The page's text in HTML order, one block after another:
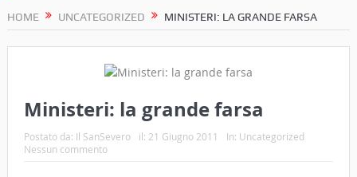
HOME UNCATEGORIZED MINISTERI: LA GRANDE FARSA
Ministeri: la grande farsa
Postato da: Il SanSevero il: 21 Giugno 2011 In: Uncategorized
Nessun commento